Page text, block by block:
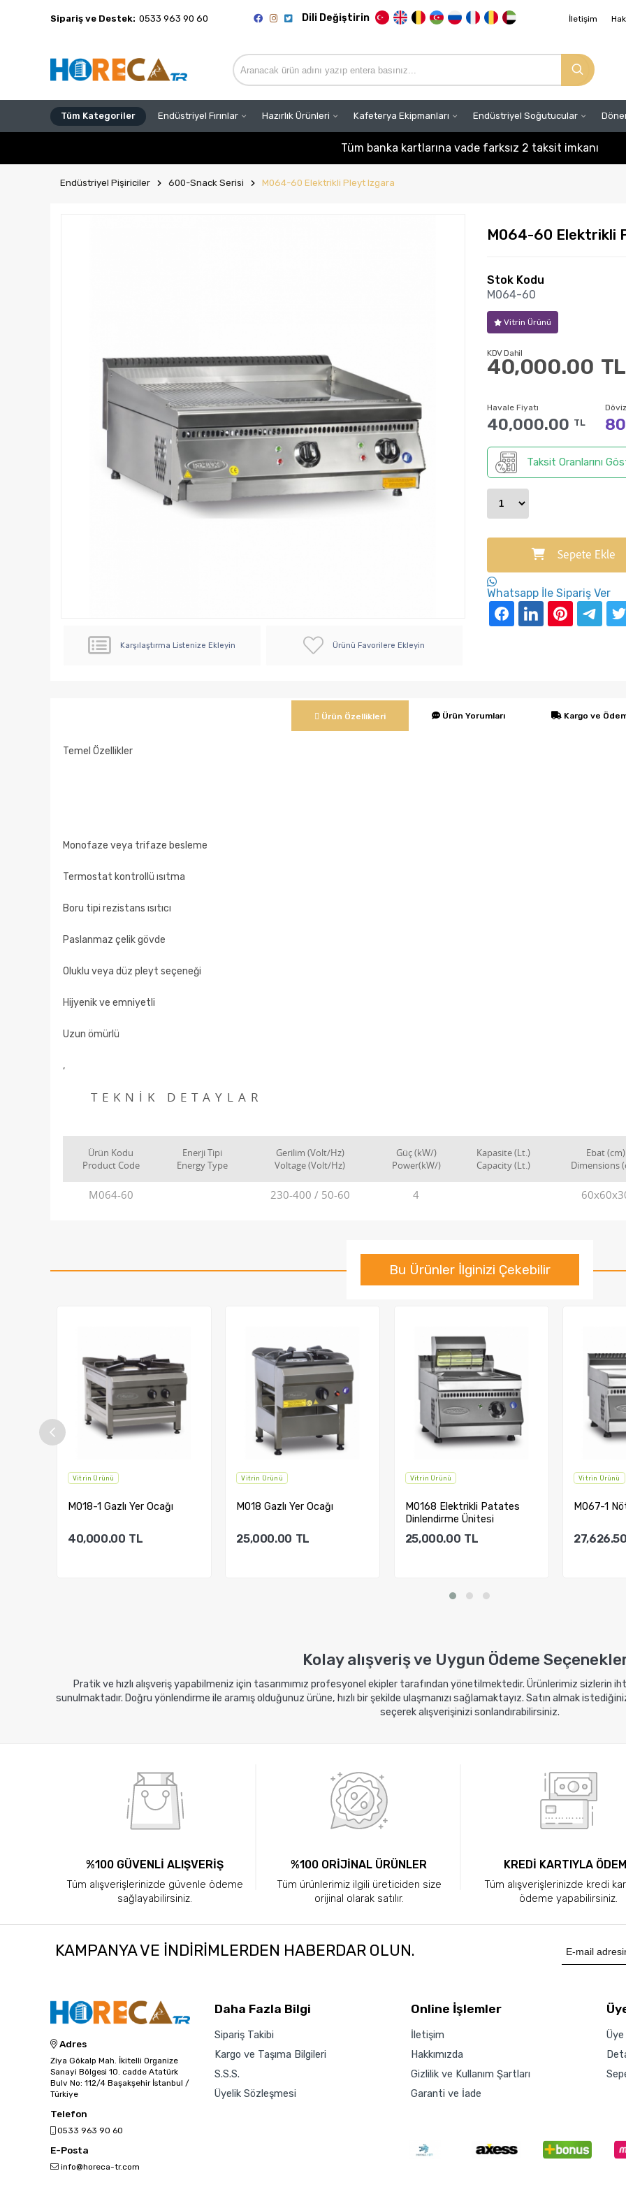
Sipariş ve Destek: 0533 963 90 60 Dili Değiştirin İletişim
Tüm Kategoriler Endüstriyel Fırınlar Hazırlık Ürünleri Kafeterya Ekipmanları Endüstriyel Soğutucular
Tüm banka kartlarına vade farksız 2 taksit imkanı
Endüstriyel Pişiriciler 600-Snack Serisi M064-60 Elektrikli Pleyt Izgara
Karşılaştırma Listenize Ekleyin Ürünü Favorilere Ekleyin
M064-60 Elektrikli
Stok Kodu
M064-60
Vitrin Ürünü
40,000.00 TL
KDV Dahil
Havale Fiyatı
40,000.00 TL
Döviz
Taksit Oranlarını
Sepete Ekle
Whatsapp İle Sipariş Ver
Ürün Özellikleri Ürün Yorumları Kargo ve
Temel Özellikler
Monofaze veya trifaze besleme
Termostat kontrollü ısıtma
Boru tipi rezistans ısıtıcı
Paslanmaz çelik gövde
Oluklu veya düz pleyt seçeneği
Hijyenik ve emniyetli
Uzun ömürlü
,
TEKNİK DETAYLAR
Ürün Kodu
Product Code
Enerji Tipi
Energy Type
Gerilim (Volt/Hz)
Voltage (Volt/Hz)
Güç (kW/)
Power(kW/)
Kapasite (Lt.)
Capacity (Lt.)
Ebat (cm)
Dimensions
M064-60 230-400 / 50-60 4
Bu Ürünler İlginizi Çekebilir
Vitrin Ürünü
M018-1 Gazlı Yer Ocağı
40,000.00 TL
Vitrin Ürünü
M018 Gazlı Yer Ocağı
25,000.00 TL
Vitrin Ürünü
M0168 Elektrikli Patates
Dinlendirme Ünitesi
25,000.00 TL
Vitrin Ürünü
M067-1
Kolay alışveriş ve Uygun Ödeme
Pratik ve hızlı alışveriş yapabilmeniz için tasarımımız profesyonel ekipler tarafından yönetilmektedir. Ürünlerimiz sizlerin
sunulmaktadır. Doğru yönlendirme ile aramış olduğunuz ürüne, hızlı bir şekilde ulaşmanızı sağlamaktayız. Satın almak
seçerek alışverişinizi sonlandırabilirsiniz.
%100 GÜVENLİ ALIŞVERİŞ
Tüm alışverişlerinizde güvenle ödeme
sağlayabilirsiniz.
%100 ORİJİNAL ÜRÜNLER
Tüm ürünlerimiz ilgili üreticiden size
orijinal olarak satılır.
KREDİ KARTIYLA
Tüm alışverişlerinizde kredi
ödeme yapabilirsiniz.
KAMPANYA VE INDIRIMLERDEN HABERDAR OLUN.
Adres
Ziya Gökalp Mah. İkitelli Organize
Sanayi Bölgesi 10. cadde Atatürk
Bulv No: 112/4 Başakşehir İstanbul /
Türkiye
Telefon
0533 963 90 60
E-Posta
info@horeca-tr.com
Daha Fazla Bilgi
Sipariş Takibi
Kargo ve Taşıma Bilgileri
S.S.S.
Üyelik Sözleşmesi
Online İşlemler
İletişim
Hakkımızda
Gizlilik ve Kullanım Şartları
Garanti ve İade
Üye